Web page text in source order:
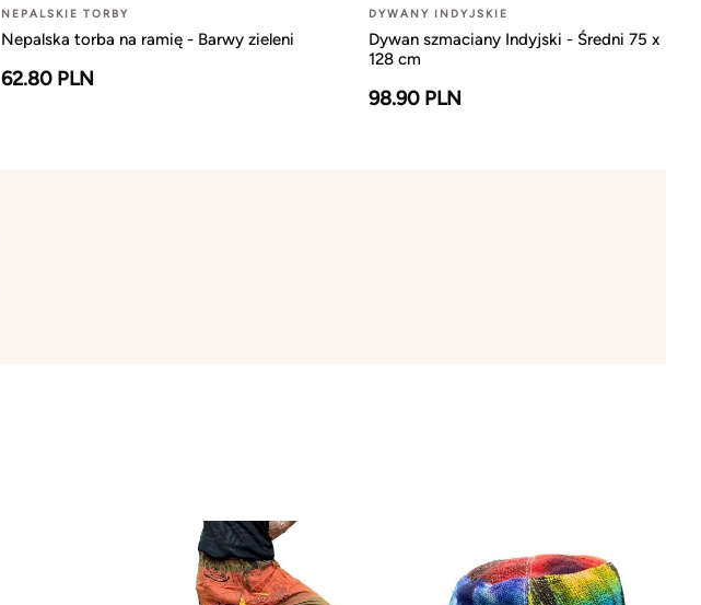
NEPALSKIE TORBY
Nepalska torba na ramię - Barwy zieleni
62.80 PLN
DYWANY INDYJSKIE
Dywan szmaciany Indyjski - Średni 75 x
128 cm
98.90 PLN